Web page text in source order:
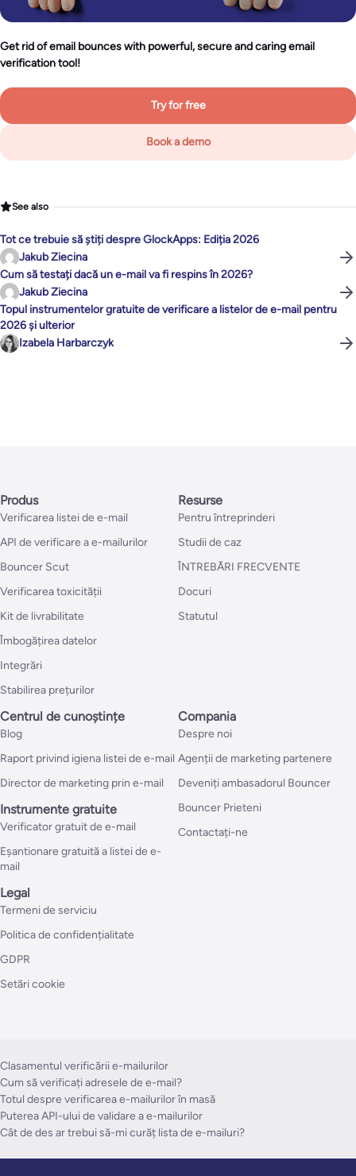
Get rid of email bounces with powerful, secure and caring email
verification tool!
Try for free
Book a demo
See also
Tot ce trebuie să știți despre GlockApps: Ediția 2026
Jakub Ziecina
Cum să testați dacă un e-mail va fi respins în 2026?
Jakub Ziecina
Topul instrumentelor gratuite de verificare a listelor de e-mail pentru
2026 și ulterior
Izabela Harbarczyk
Produs
Verificarea listei de e-mail
API de verificare a e-mailurilor
Bouncer Scut
Verificarea toxicității
Kit de livrabilitate
Îmbogățirea datelor
Integrări
Stabilirea prețurilor
Resurse
Pentru întreprinderi
Studii de caz
ÎNTREBĂRI FRECVENTE
Docuri
Statutul
Centrul de cunoștințe
Blog
Raport privind igiena listei de e-mail
Director de marketing prin e-mail
Instrumente gratuite
Verificator gratuit de e-mail
Eșantionare gratuită a listei de e-
mail
Compania
Despre noi
Agenții de marketing partenere
Deveniți ambasadorul Bouncer
Bouncer Prieteni
Contactați-ne
Legal
Termeni de serviciu
Politica de confidențialitate
GDPR
Setări cookie
Clasamentul verificării e-mailurilor
Cum să verificați adresele de e-mail?
Totul despre verificarea e-mailurilor în masă
Puterea API-ului de validare a e-mailurilor
Cât de des ar trebui să-mi curăț lista de e-mailuri?